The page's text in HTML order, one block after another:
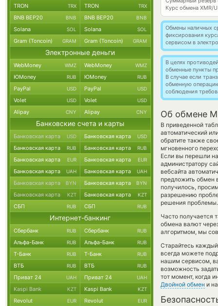
Курс обмена XMR/
Обмены наличных
фиксирования
сервисом в
В целях
обменные пункты
В случае если
обменную
соблюдения
Об обмене
В приведенной
автоматический
обратите также
мгновенного
Если вы перешли
администратору
вебсайта
предложить обмен
получилось,
разрешению
решения проблемы.
Часто получается
обмена валют
алгоритмом, мы
Старайтесь
всегда можете
нашим сервисом,
возможность
тот момент, когда
Двойной обмен и
TRON TRX TRON TRX
BNB BEP20 BNB BNB BEP20 BNB
Solana SOL Solana SOL
Gram (Toncoin) GRAM Gram (Toncoin) GRAM
Электронные деньги
WebMoney WMZ WebMoney WMZ
ЮMoney RUB ЮMoney RUB
PayPal USD PayPal USD
Volet USD Volet USD
Alipay CNY Alipay CNY
Банковские счета и карты
Банковская карта USD Банковская карта USD
Банковская карта RUB Банковская карта RUB
Банковская карта EUR Банковская карта EUR
Банковская карта UAH Банковская карта UAH
Банковская карта BYN Банковская карта BYN
Банковская карта KZT Банковская карта KZT
СБП RUB СБП RUB
Интернет-банкинг
Сбербанк RUB Сбербанк RUB
Альфа-Банк RUB Альфа-Банк RUB
Т-Банк RUB Т-Банк RUB
ВТБ RUB ВТБ RUB
Приват 24 UAH Приват 24 UAH
Kaspi Bank KZT Kaspi Bank KZT
Revolut EUR Revolut EUR